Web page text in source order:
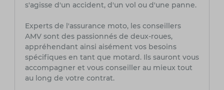
s'agisse d'un accident, d'un vol ou d'une panne.
Experts de l'assurance moto, les conseillers
AMV sont des passionnés de deux-roues,
appréhendant ainsi aisément vos besoins
spécifiques en tant que motard. Ils sauront vous
accompagner et vous conseiller au mieux tout
au long de votre contrat.